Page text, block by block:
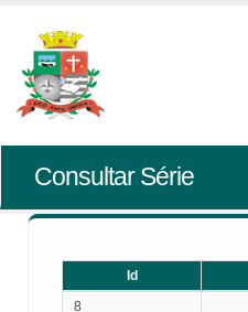
Consultar Série
Id
8